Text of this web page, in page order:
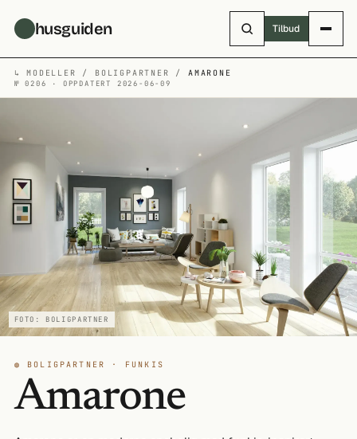
husguiden Tilbud
↳MODELLER / BOLIGPARTNER / AMARONE
№ 0206 · OPPDATERT 2026-06-09
FOTO: BOLIGPARTNER
◍ BOLIGPARTNER · FUNKIS
Amarone